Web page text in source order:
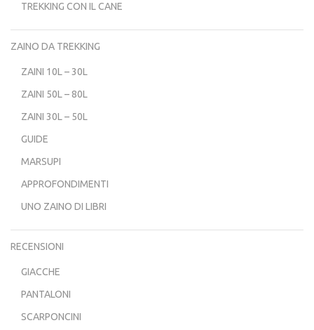
TREKKING CON IL CANE
ZAINO DA TREKKING
ZAINI 10L – 30L
ZAINI 50L – 80L
ZAINI 30L – 50L
GUIDE
MARSUPI
APPROFONDIMENTI
UNO ZAINO DI LIBRI
RECENSIONI
GIACCHE
PANTALONI
SCARPONCINI